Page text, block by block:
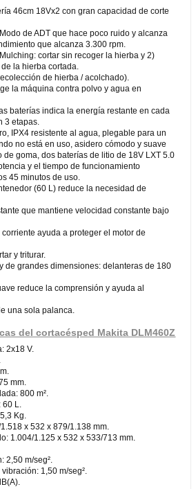
46cm 18Vx2 con gran capacidad de corte
de ADT que hace poco ruido y alcanza
que alcanza 3.300 rpm.
cortar sin recoger la hierba y 2)
la hierba cortada.
de hierba / acolchado).
la máquina contra polvo y agua en
baterías indica la energía restante en cada
3 etapas.
IPX4 resistente al agua, plegable para un
no está en uso, asidero cómodo y suave
de goma, dos baterías de litio de 18V LXT 5.0
y el tiempo de funcionamiento
45 minutos de uso.
(60 L) reduce la necesidad de
que mantiene velocidad constante bajo
ayuda a proteger el motor de
y triturar.
de grandes dimensiones: delanteras de 180
reduce la comprensión y ayuda al
una sola palanca.
del cortacésped Makita DLM460Z
2x18 V.
mm.
800 m².
L.
Kg.
x 532 x 879/1.138 mm.
1.004/1.125 x 532 x 533/713 mm.
2,50 m/seg².
1,50 m/seg².